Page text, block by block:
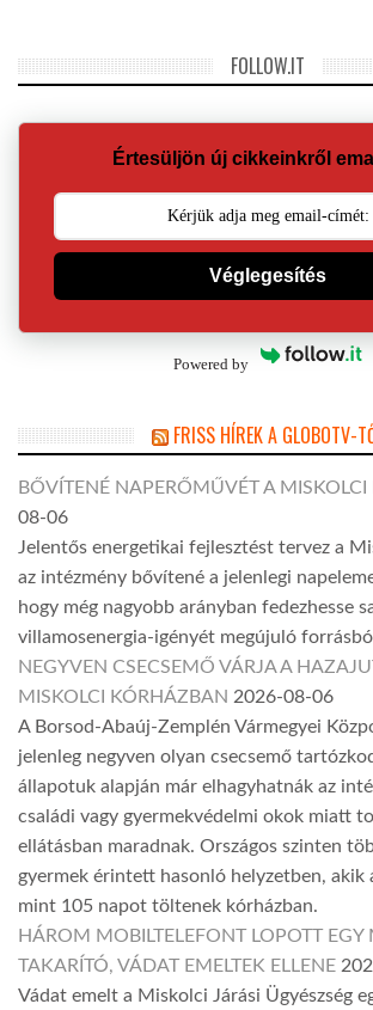
FOLLOW.IT
Értesüljön új cikkeinkről
Véglegesítés
Powered by
FRISS HÍREK A GLOBOTV-
BŐVÍTENÉ NAPERŐMŰVÉT A MISKOLCI
08-06
Jelentős energetikai fejlesztést tervez a
az intézmény bővítené a jelenlegi
hogy még nagyobb arányban fedezhesse
villamosenergia-igényét megújuló
NEGYVEN CSECSEMŐ VÁRJA A
MISKOLCI KÓRHÁZBAN 2026-08-06
A Borsod-Abaúj-Zemplén Vármegyei
jelenleg negyven olyan csecsemő
állapotuk alapján már elhagyhatnák az
családi vagy gyermekvédelmi okok miatt
ellátásban maradnak. Országos szinten
gyermek érintett hasonló helyzetben, akik
mint 105 napot töltenek kórházban.
HÁROM MOBILTELEFONT LOPOTT EGY
TAKARÍTÓ, VÁDAT EMELTEK ELLENE
Vádat emelt a Miskolci Járási Ügyészség